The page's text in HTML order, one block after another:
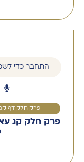
התחבר כדי
פרק חלק דף קג
פרק חלק קג